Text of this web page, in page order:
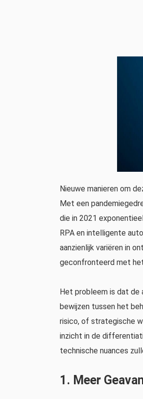
Nieuwe manieren om
Met een
die in 2021
RPA en intelligente
aanzienlijk variëren in
geconfronteerd met
Het probleem is dat de
bewijzen tussen het
risico, of strategische
inzicht in de
technische nuances
1. Meer